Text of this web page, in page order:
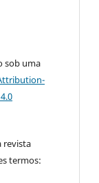
sob uma
revista
termos: